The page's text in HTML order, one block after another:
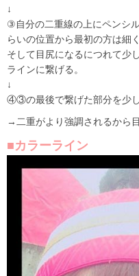
↓
③自分の二重線の上にペンシ
らいの位置から最初の方は細く
そして目尻になるにつれて少
ラインに繋げる。
↓
④③の最後で繋げた部分を少し
→二重がより強調されるから
■カラーライン